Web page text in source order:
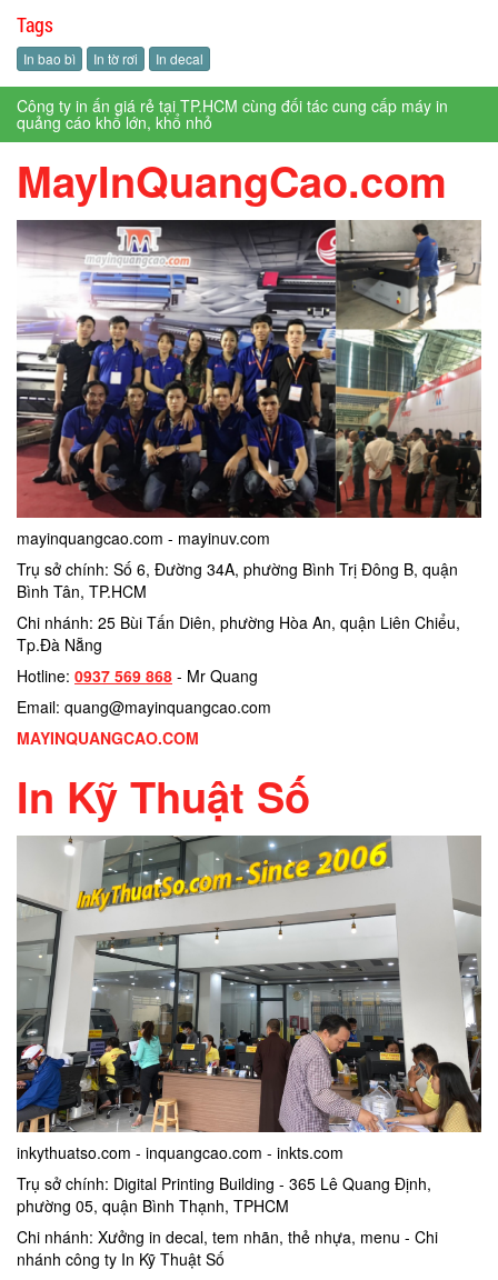
Tags
In bao bì In tờ rơi In decal
Công ty in ấn giá rẻ tại TP.HCM cùng đối tác cung cấp máy in
quảng cáo khổ lớn, khổ nhỏ
MayInQuangCao.com
mayinquangcao.com - mayinuv.com
Trụ sở chính: Số 6, Đường 34A, phường Bình Trị Đông B, quận
Bình Tân, TP.HCM
Chi nhánh: 25 Bùi Tấn Diên, phường Hòa An, quận Liên Chiểu,
Tp.Đà Nẵng
Hotline: 0937 569 868 - Mr Quang
Email: quang@mayinquangcao.com
MAYINQUANGCAO.COM
In Kỹ Thuật Số
inkythuatso.com - inquangcao.com - inkts.com
Trụ sở chính: Digital Printing Building - 365 Lê Quang Định,
phường 05, quận Bình Thạnh, TPHCM
Chi nhánh: Xưởng in decal, tem nhãn, thẻ nhựa, menu - Chi
nhánh công ty In Kỹ Thuật Số